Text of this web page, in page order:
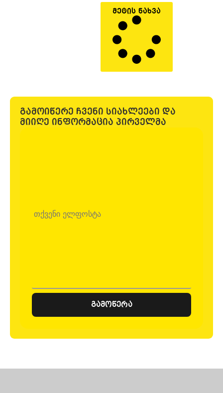
მეტის ნახვა
გამოიწერე ჩვენი სიახლეები და
მიიღე ინფორმაცია პირველმა
გამოწერა